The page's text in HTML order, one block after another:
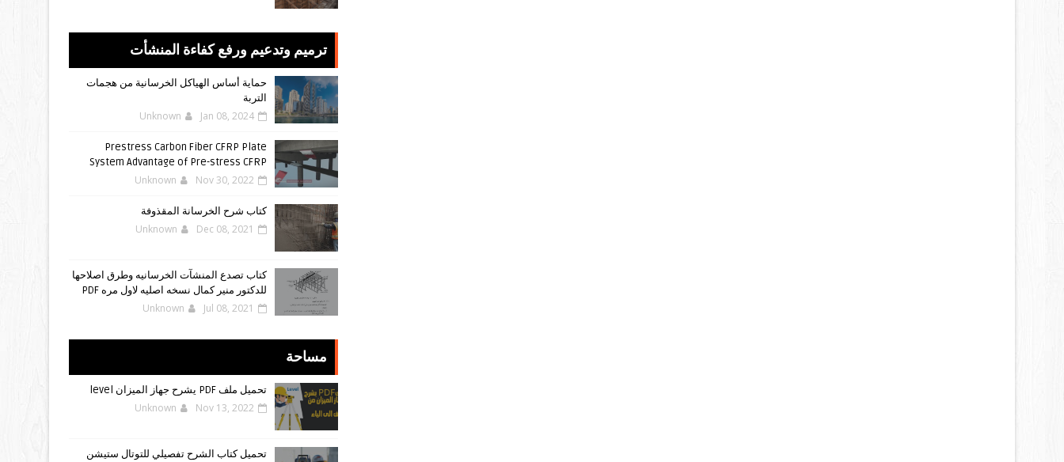
ترميم وتدعيم ورفع كفاءة المنشأت
حماية أساس الهياكل الخرسانية من هجمات
التربة
Unknown Jan 08, 2024
Prestress Carbon Fiber CFRP Plate
System Advantage of Pre-stress CFRP
Unknown Nov 30, 2022
كتاب شرح الخرسانة المقذوفة
Unknown Dec 08, 2021
كتاب تصدع المنشآت الخرسانيه وطرق اصلاحها
للدكتور منير كمال نسخه اصليه لاول مره PDF
Unknown Jul 08, 2021
مساحة
تحميل ملف PDF يشرح جهاز الميزان level
Unknown Nov 13, 2022
تحميل كتاب الشرح تفصيلي للتوتال ستيشن